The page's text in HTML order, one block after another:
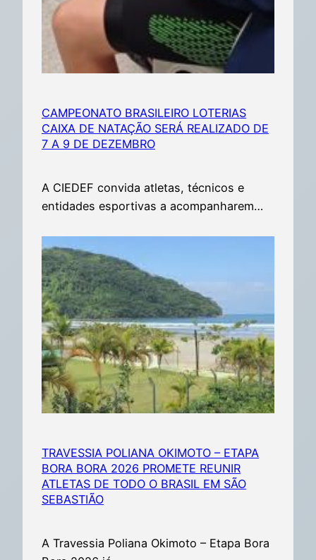
CAMPEONATO BRASILEIRO LOTERIAS
CAIXA DE NATAÇÃO SERÁ REALIZADO DE
7 A 9 DE DEZEMBRO
A CIEDEF convida atletas, técnicos e
entidades esportivas a acompanharem…
TRAVESSIA POLIANA OKIMOTO – ETAPA
BORA BORA 2026 PROMETE REUNIR
ATLETAS DE TODO O BRASIL EM SÃO
SEBASTIÃO
A Travessia Poliana Okimoto – Etapa Bora